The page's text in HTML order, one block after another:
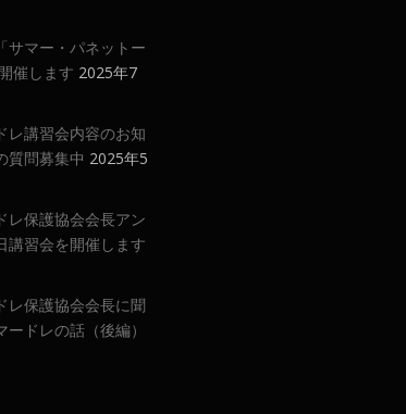
サマー・パネットー
催します 2025年7
レ講習会内容のお知
質問募集中 2025年5
レ保護協会会長アン
講習会を開催します
レ保護協会会長に聞
ドレの話（後編）